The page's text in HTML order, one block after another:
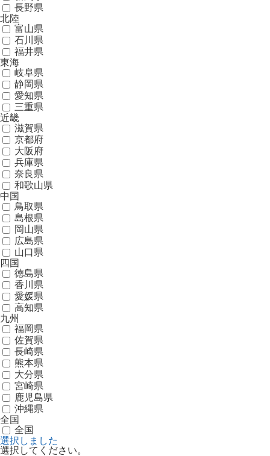
長野県
北陸
富山県
石川県
福井県
東海
岐阜県
静岡県
愛知県
三重県
近畿
滋賀県
京都府
大阪府
兵庫県
奈良県
和歌山県
中国
鳥取県
島根県
岡山県
広島県
山口県
四国
徳島県
香川県
愛媛県
高知県
九州
福岡県
佐賀県
長崎県
熊本県
大分県
宮崎県
鹿児島県
沖縄県
全国
全国
選択しました
選択してください。